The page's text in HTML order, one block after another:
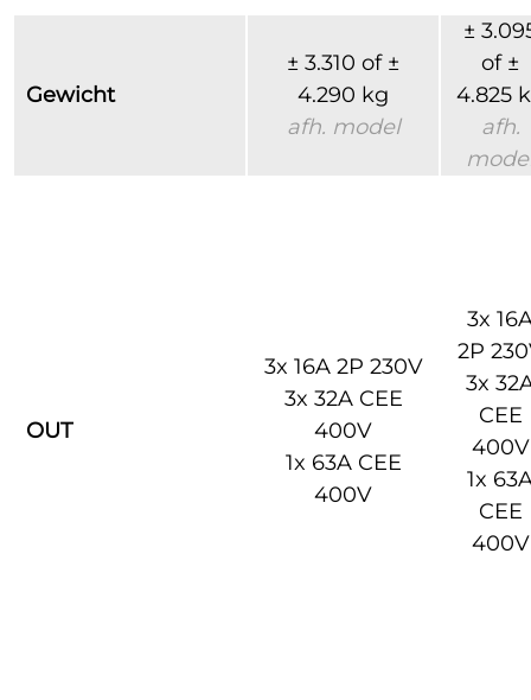
Gewicht
± 3.310 of ±
4.290 kg
afh. model
±
of ±
4.825
afh.
OUT
3x 16A 2P 230V
3x 32A CEE
400V
1x 63A CEE
400V
3x
2P
3x
CEE
400V
1x
CEE
400V